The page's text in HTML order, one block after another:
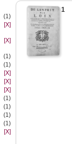
(1)
[X]
[X]
(1)
(1)
[X]
[X]
[X]
(1)
(1)
(1)
(1)
[X]
1